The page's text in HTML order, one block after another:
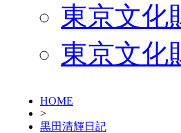
東京文化
東京文化
HOME
>
黒田清輝日記